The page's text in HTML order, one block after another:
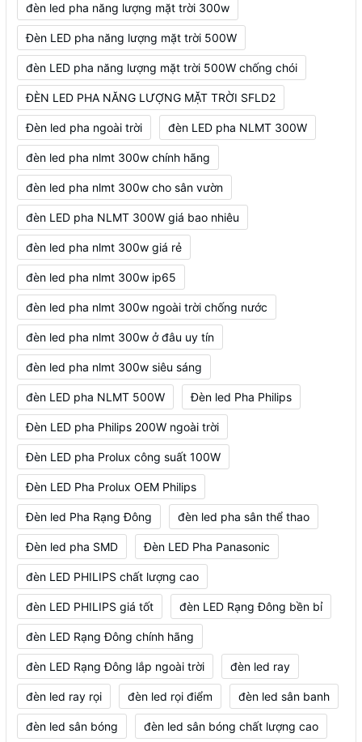
đèn led pha năng lượng mặt trời 300w
Đèn LED pha năng lượng mặt trời 500W
đèn LED pha năng lượng mặt trời 500W chống chói
ĐÈN LED PHA NĂNG LƯỢNG MẶT TRỜI SFLD2
Đèn led pha ngoài trời đèn LED pha NLMT 300W
đèn led pha nlmt 300w chính hãng
đèn led pha nlmt 300w cho sân vườn
đèn LED pha NLMT 300W giá bao nhiêu
đèn led pha nlmt 300w giá rẻ
đèn led pha nlmt 300w ip65
đèn led pha nlmt 300w ngoài trời chống nước
đèn led pha nlmt 300w ở đâu uy tín
đèn led pha nlmt 300w siêu sáng
đèn LED pha NLMT 500W Đèn led Pha Philips
Đèn LED pha Philips 200W ngoài trời
Đèn LED pha Prolux công suất 100W
Đèn LED Pha Prolux OEM Philips
Đèn led Pha Rạng Đông đèn led pha sân thể thao
Đèn led pha SMD Đèn LED Pha Panasonic
đèn LED PHILIPS chất lượng cao
đèn LED PHILIPS giá tốt đèn LED Rạng Đông bền bỉ
đèn LED Rạng Đông chính hãng
đèn LED Rạng Đông lắp ngoài trời đèn led ray
đèn led ray rọi đèn led rọi điểm đèn led sân banh
đèn led sân bóng đèn led sân bóng chất lượng cao